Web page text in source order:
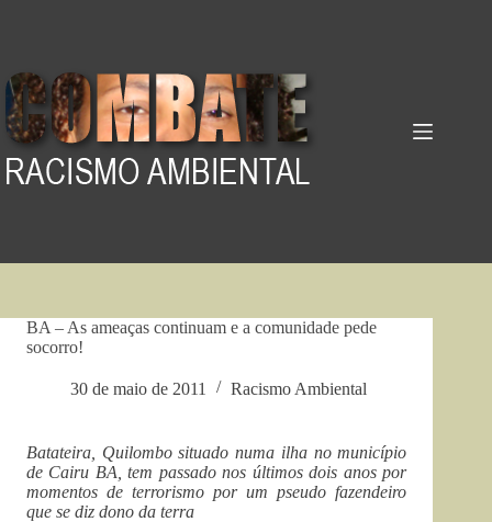
BA – As ameaças continuam e a comunidade pede
socorro!
30 de maio de 2011 Racismo Ambiental
Batateira, Quilombo situado numa ilha no município
de Cairu BA, tem passado nos últimos dois anos por
momentos de terrorismo por um pseudo fazendeiro
que se diz dono da terra